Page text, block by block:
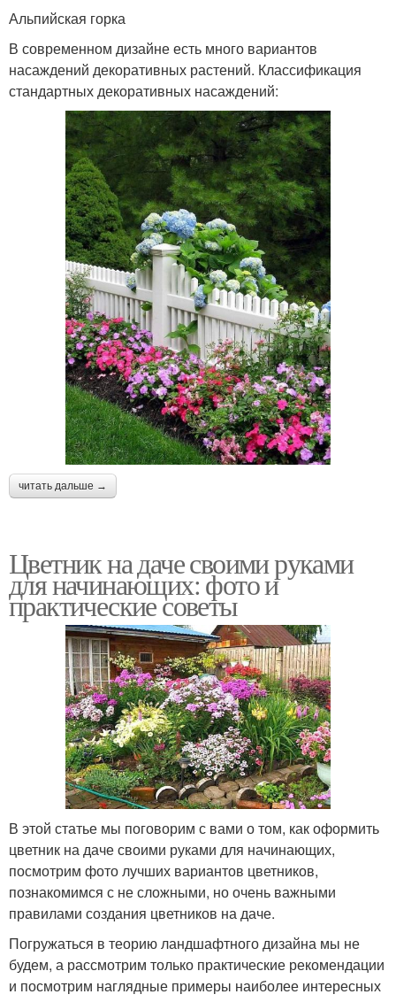
Альпийская горка
В современном дизайне есть много вариантов
насаждений декоративных растений. Классификация
стандартных декоративных насаждений:
читать дальше →
Цветник на даче своими руками
для начинающих: фото и
практические советы
В этой статье мы поговорим с вами о том, как оформить
цветник на даче своими руками для начинающих,
посмотрим фото лучших вариантов цветников,
познакомимся с не сложными, но очень важными
правилами создания цветников на даче.
Погружаться в теорию ландшафтного дизайна мы не
будем, а рассмотрим только практические рекомендации
и посмотрим наглядные примеры наиболее интересных